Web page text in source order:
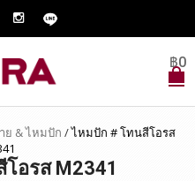
฿0
ย & ไหมปัก /ไหมปัก # โทนสีโอรส
อรส M2341